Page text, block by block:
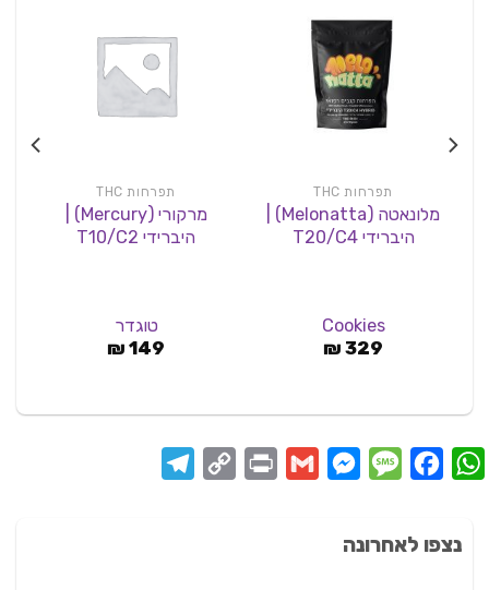
תפרחות THC
מלונאטה (Melonatta) |
היברידי T20/C4
Cookies
329
₪
תפרחות THC
מרקורי (Mercury) |
היברידי T10/C2
טוגדר
149
₪
WhatsApp
Facebook
Message
Messenger
Gmail
Print
Copy
Telegram
נצפו לאחרונה